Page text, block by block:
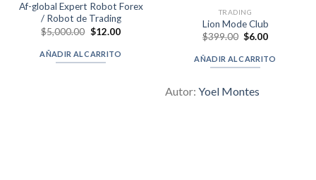
Af-global Expert Robot Forex
/ Robot de Trading
$5,000.00 Original
was:
$5,000.00.
$12.00Current
is:
$12.00.
AÑADIR AL CARRITO
TRADING
Lion Mode Club
$399.00 Original
was:
$399.00.
$6.00Current
is:
$6.00.
AÑADIR AL CARRITO
Autor: Yoel Montes